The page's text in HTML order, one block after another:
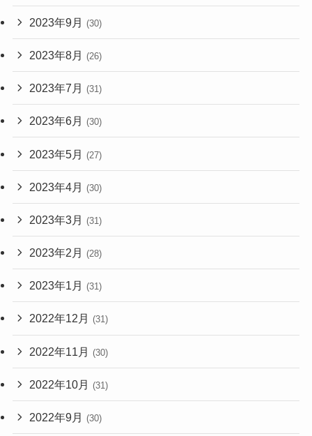
2023年9月 (30)
2023年8月 (26)
2023年7月 (31)
2023年6月 (30)
2023年5月 (27)
2023年4月 (30)
2023年3月 (31)
2023年2月 (28)
2023年1月 (31)
2022年12月 (31)
2022年11月 (30)
2022年10月 (31)
2022年9月 (30)